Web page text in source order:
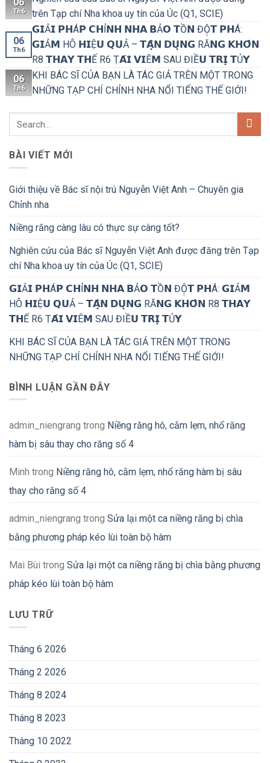
Th6
trên Tạp chí Nha khoa uy tín của Úc (Q1, SCIE)
06
Th6
𝗚𝗜Ả𝗜 𝗣𝗛Á𝗣 𝗖𝗛Ỉ𝗡𝗛 𝗡𝗛𝗔 𝗕Ả𝗢 𝗧Ồ𝗡 ĐỘ̣𝗧 𝗣𝗛Á:
𝗚𝗜Ả𝗠 HÔ 𝗛𝗜Ệ𝗨 𝗤𝗨Ả – 𝗧𝗔̣̂𝗡 𝗗𝗨̣𝗡𝗚 RĂ𝗡𝗚 𝗞𝗛𝗢̂𝗡
R8 𝗧𝗛𝗔𝗬 𝗧𝗛Ế R6 Ṭ𝗔́𝗜 𝗩𝗜Ê𝗠 SAU ĐIỀ𝗨 𝗧𝗥𝗜̣ 𝗧Ủ𝗬
06
Th6
KHI BÁC SĨ CỦA BẠN LÀ TÁC GIẢ TRÊN MỘT TRONG
NHỮNG TẠP CHÍ CHỈNH NHA NỔI TIẾNG THẾ GIỚI!
BÀI VIẾT MỚI
Giới thiệu về Bác sĩ nội trú Nguyễn Việt Anh – Chuyên gia
Chỉnh nha
Niềng răng càng lâu có thực sự càng tốt?
Nghiên cứu của Bác sĩ Nguyễn Việt Anh được đăng trên Tạp
chí Nha khoa uy tín của Úc (Q1, SCIE)
𝗚𝗜Ả𝗜 𝗣𝗛Á𝗣 𝗖𝗛Ỉ𝗡𝗛 𝗡𝗛𝗔 𝗕Ả𝗢 𝗧Ồ𝗡 ĐỘ̣𝗧 𝗣𝗛Á: 𝗚𝗜Ả𝗠
HÔ 𝗛𝗜Ệ𝗨 𝗤𝗨Ả – 𝗧𝗔̣̂𝗡 𝗗𝗨̣𝗡𝗚 RĂ𝗡𝗚 𝗞𝗛𝗢̂𝗡 R8 𝗧𝗛𝗔𝗬
𝗧𝗛Ế R6 Ṭ𝗔́𝗜 𝗩𝗜Ê𝗠 SAU ĐIỀ𝗨 𝗧𝗥𝗜̣ 𝗧Ủ𝗬
KHI BÁC SĨ CỦA BẠN LÀ TÁC GIẢ TRÊN MỘT TRONG
NHỮNG TẠP CHÍ CHỈNH NHA NỔI TIẾNG THẾ GIỚI!
BÌNH LUẬN GẦN ĐÂY
admin_niengrang trong Niềng răng hô, cằm lẹm, nhổ răng
hàm bị sâu thay cho răng số 4
Minh trong Niềng răng hô, cằm lẹm, nhổ răng hàm bị sâu
thay cho răng số 4
admin_niengrang trong Sửa lại một ca niềng răng bị chìa
bằng phương pháp kéo lùi toàn bộ hàm
Mai Bùi trong Sửa lại một ca niềng răng bị chìa bằng phương
pháp kéo lùi toàn bộ hàm
LƯU TRỮ
Tháng 6 2026
Tháng 2 2026
Tháng 8 2024
Tháng 8 2023
Tháng 10 2022